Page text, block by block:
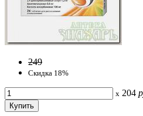
249
Скидка 18%
x 204